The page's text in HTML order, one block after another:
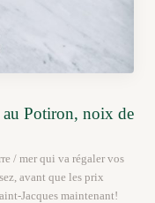
Potiron, noix de
/ mer qui va régaler vos
avant que les prix
Jacques maintenant!